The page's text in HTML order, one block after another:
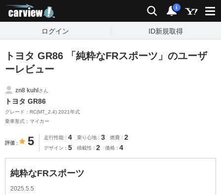
検索 通知
i
ログイン ID新規取得
トヨタ GR86 「純粋なFRスポーツ」のユーザ
ーレビュー
zn8 kuhlさん
トヨタ GR86
グレード：RC(MT_2.4) 2021年式
乗車形式：マイカー
評価 5 走行性能 4 乗り心地 3 燃費 2
デザイン 5 積載性 2 価格 4
純粋なFRスポーツ
2025.5.5